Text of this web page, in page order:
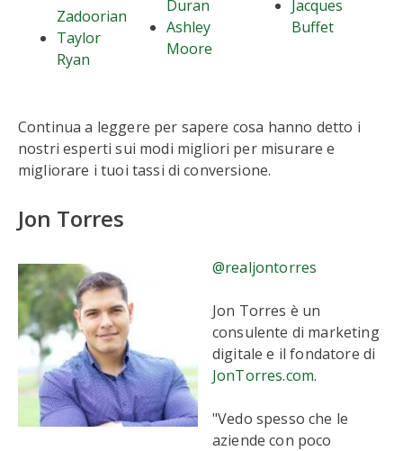
Zadoorian
Taylor
Ryan
Duran
Ashley
Moore
Jacques
Buffet
Continua a leggere per sapere cosa hanno detto i
nostri esperti sui modi migliori per misurare e
migliorare i tuoi tassi di conversione.
Jon Torres
@realjontorres
Jon Torres è un
consulente di marketing
digitale e il fondatore di
JonTorres.com.
"Vedo spesso che le
aziende con poco